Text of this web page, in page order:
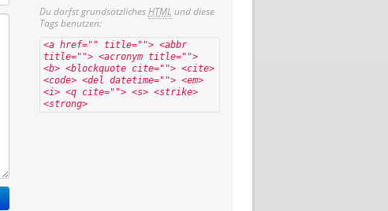
Du darfst grundsätzlichesHTML und diese
Tags benutzen:
<a href="" title=""> <abbr
title=""> <acronym title="">
<b> <blockquote cite=""> <cite>
<code> <del datetime=""> <em>
<i> <q cite=""> <s> <strike>
<strong>